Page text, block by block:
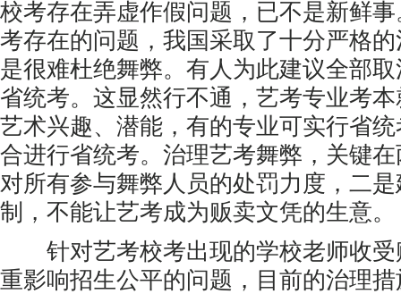
校考存在弄虚作假问题，已不是新鲜
考存在的问题，我国采取了十分严格
是很难杜绝舞弊。有人为此建议全部
省统考。这显然行不通，艺考专业考
艺术兴趣、潜能，有的专业可实行省
合进行省统考。治理艺考舞弊，关键
对所有参与舞弊人员的处罚力度，二
制，不能让艺考成为贩卖文凭的生意。
针对艺考校考出现的学校老师收受
重影响招生公平的问题，目前的治理